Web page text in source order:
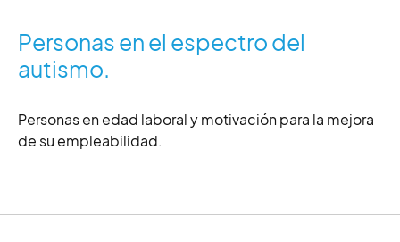
Personas en el espectro del
autismo.
Personas en edad laboral y motivación para la mejora
de su empleabilidad.